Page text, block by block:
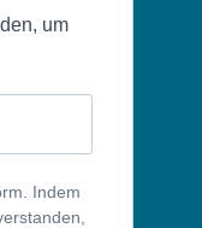
um
Indem